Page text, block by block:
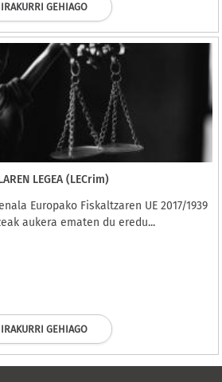
IRAKURRI GEHIAGO
LEGEA (LECrim)
Europako Fiskaltzaren UE 2017/1939
aukera ematen du eredu...
IRAKURRI GEHIAGO